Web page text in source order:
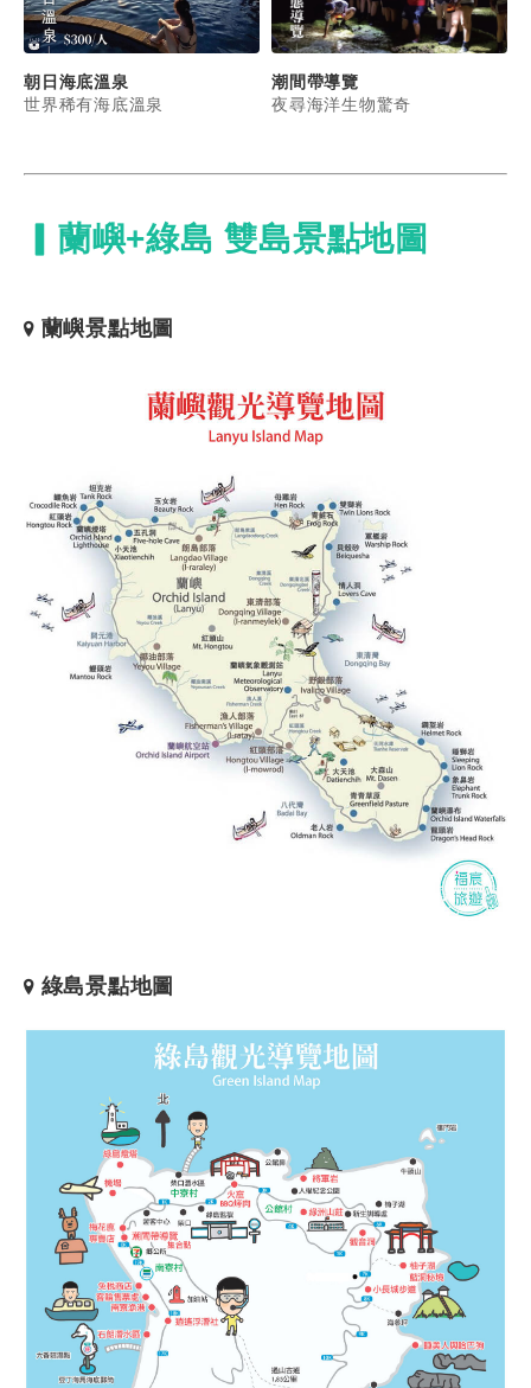
朝日海底溫泉
世界稀有海底溫泉
潮間帶導覽
夜尋海洋生物驚奇
▎蘭嶼+綠島 雙島景點地圖
蘭嶼景點地圖
綠島景點地圖